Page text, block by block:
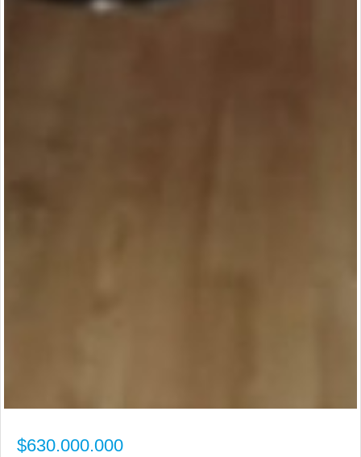
$630.000.000